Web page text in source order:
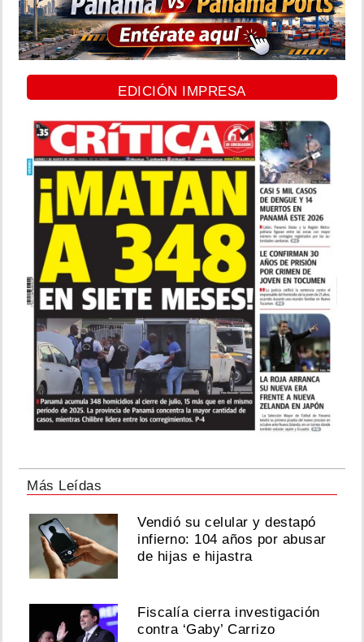
EDICIÓN IMPRESA
Más Leídas
Vendió su celular y destapó
infierno: 104 años por abusar
de hijas e hijastra
Fiscalía cierra investigación
contra ‘Gaby’ Carrizo